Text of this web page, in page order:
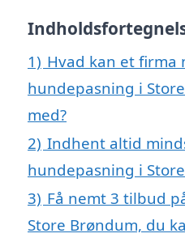
1) Hvad kan et firma
hundepasning i
med?
2) Indhent altid
hundepasning i
3) Få nemt 3 tilbud
Store Brøndum, du